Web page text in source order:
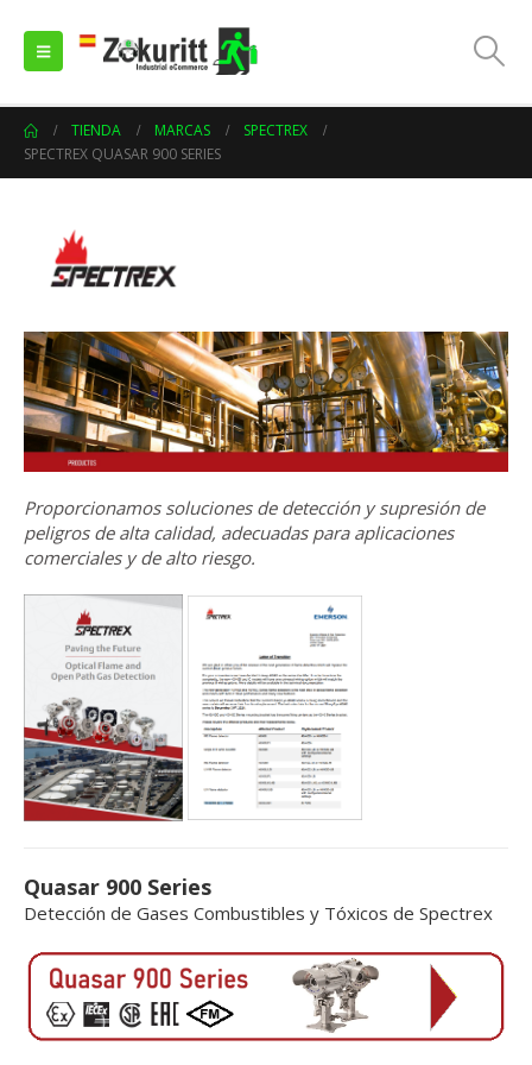
TIENDA MARCAS
SPECTREX
SPECTREX QUASAR 900 SERIES
Proporcionamos soluciones de detección y supresión de
peligros de alta calidad, adecuadas para aplicaciones
comerciales y de alto riesgo.
Quasar 900 Series
Detección de Gases Combustibles y Tóxicos de Spectrex